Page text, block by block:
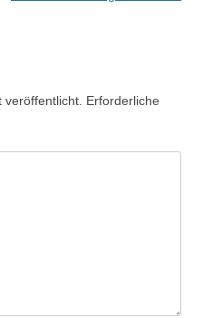
Erforderliche